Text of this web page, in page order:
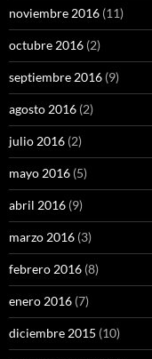
noviembre 2016 (11)
octubre 2016 (2)
septiembre 2016 (9)
agosto 2016 (2)
julio 2016 (2)
mayo 2016 (5)
abril 2016 (9)
marzo 2016 (3)
febrero 2016 (8)
enero 2016 (7)
diciembre 2015 (10)